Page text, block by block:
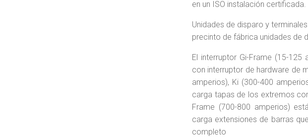
en un ISO instalación certificada.
Unidades de disparo y
precinto de fábrica unidades de
El interruptor Gi-Frame (15-
con interruptor de hardware de
amperios), Ki (300-400
carga tapas de los extremos
Frame (700-800 amperios)
carga extensiones de barras
completo